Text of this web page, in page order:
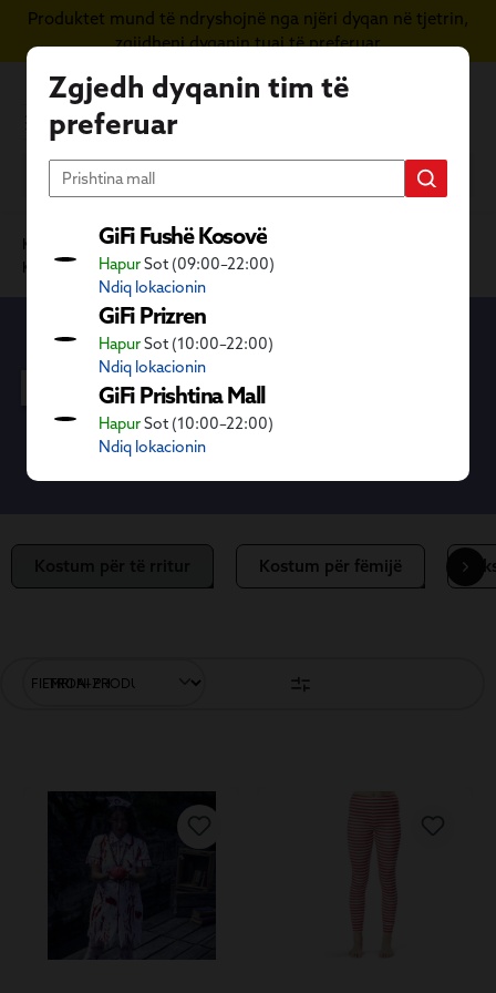
Kapërce te përmbajtja kryesore
Produktet mund të ndryshojnë nga njëri dyqan në tjetrin,
zgjidheni dyqanin tuaj të preferuar
Zgjedh dyqanin tim të
preferuar
GiFi Fushë Kosovë
HapurSot (09:00–22:00)
Ndiq lokacionin
GiFi Prizren
HapurSot (10:00–22:00)
Ndiq lokacionin
GiFi Prishtina Mall
HapurSot (10:00–22:00)
Ndiq lokacionin
Kategoritë GiFi Festë dhe dhurata
Kostume dhe aksesorë për festa
Kostum për të rritur
Kostum për të rritur
Kostum për fëmijë
FILTRONI PRODUKTET